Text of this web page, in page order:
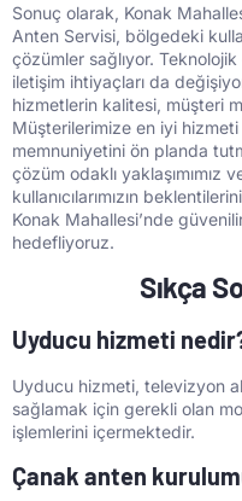
Sonuç olarak, Konak
Anten Servisi, bölgedeki
çözümler sağlıyor.
iletişim ihtiyaçları da
hizmetlerin kalitesi, müşteri
Müşterilerimize en iyi hizmeti
memnuniyetini ön planda
çözüm odaklı yaklaşımımız
kullanıcılarımızın
Konak Mahallesi’nde
hedefliyoruz.
Sıkça
Uyducu hizmeti
Uyducu hizmeti, televizyon
sağlamak için gerekli olan
işlemlerini içermektedir.
Çanak anten